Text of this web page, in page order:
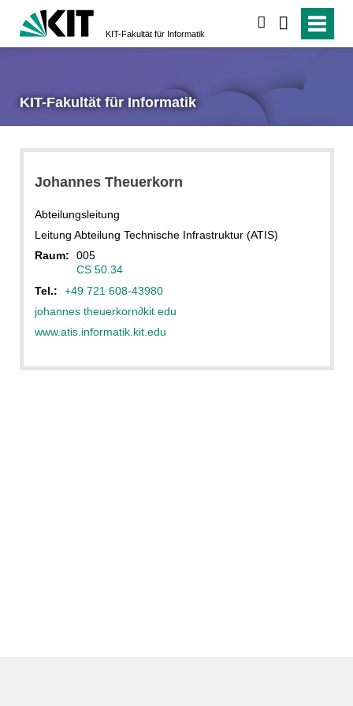
KIT-Fakultät für Informatik
KIT-Fakultät für Informatik
Johannes Theuerkorn
Abteilungsleitung
Leitung Abteilung Technische Infrastruktur (ATIS)
Raum:
005
CS 50.34
Tel.:
+49 721 608-43980
johannes theuerkorn∂kit edu
www.atis.informatik.kit.edu